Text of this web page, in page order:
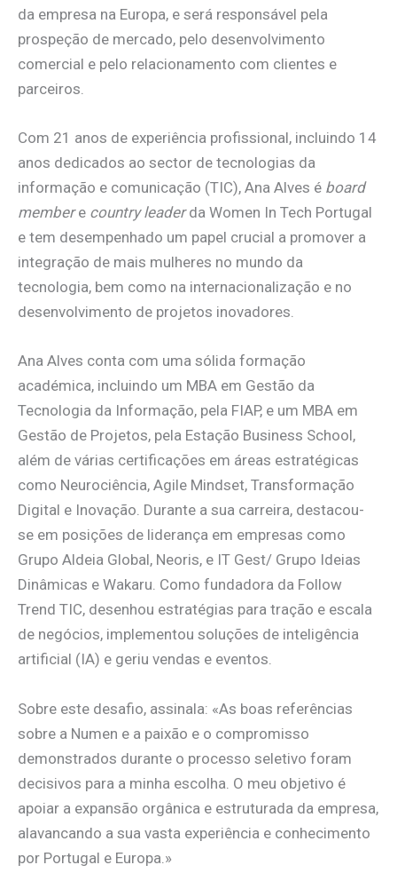
da empresa na Europa, e será responsável pela
prospeção de mercado, pelo desenvolvimento
comercial e pelo relacionamento com clientes e
parceiros.
Com 21 anos de experiência profissional, incluindo 14
anos dedicados ao sector de tecnologias da
informação e comunicação (TIC), Ana Alves é board
membere country leaderda Women In Tech Portugal
e tem desempenhado um papel crucial a promover a
integração de mais mulheres no mundo da
tecnologia, bem como na internacionalização e no
desenvolvimento de projetos inovadores.
Ana Alves conta com uma sólida formação
académica, incluindo um MBA em Gestão da
Tecnologia da Informação, pela FIAP, e um MBA em
Gestão de Projetos, pela Estação Business School,
além de várias certificações em áreas estratégicas
como Neurociência, Agile Mindset, Transformação
Digital e Inovação. Durante a sua carreira, destacou-
se em posições de liderança em empresas como
Grupo Aldeia Global, Neoris, e IT Gest/ Grupo Ideias
Dinâmicas e Wakaru. Como fundadora da Follow
Trend TIC, desenhou estratégias para tração e escala
de negócios, implementou soluções de inteligência
artificial (IA) e geriu vendas e eventos.
Sobre este desafio, assinala: «As boas referências
sobre a Numen e a paixão e o compromisso
demonstrados durante o processo seletivo foram
decisivos para a minha escolha. O meu objetivo é
apoiar a expansão orgânica e estruturada da empresa,
alavancando a sua vasta experiência e conhecimento
por Portugal e Europa.»